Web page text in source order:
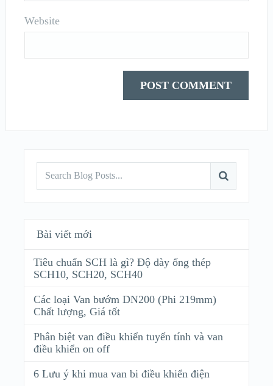
Website
Bài viết mới
Tiêu chuẩn SCH là gì? Độ dày ống thép
SCH10, SCH20, SCH40
Các loại Van bướm DN200 (Phi 219mm)
Chất lượng, Giá tốt
Phân biệt van điều khiển tuyến tính và van
điều khiển on off
6 Lưu ý khi mua van bi điều khiển điện